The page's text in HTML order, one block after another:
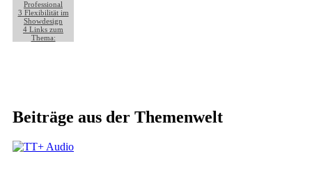
Professional
3 Flexibilität im
Showdesign
4 Links zum
Thema:
Beiträge aus der Themenwelt